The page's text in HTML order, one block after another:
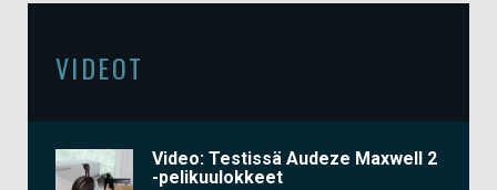
VIDEOT
Video: Testissä Audeze Maxwell 2
-pelikuulokkeet